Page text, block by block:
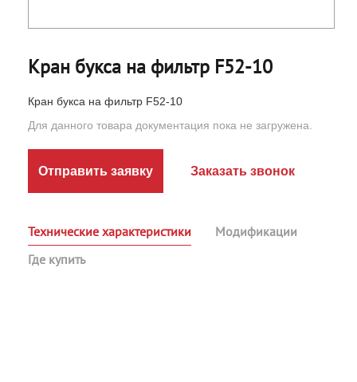
Кран букса на фильтр F52-10
Кран букса на фильтр F52-10
Для данного товара документация пока не загружена.
Отправить заявку Заказать звонок
Технические характеристики
Модификации
Где купить